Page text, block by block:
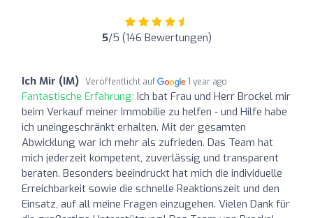
5/5 (146 Bewertungen)
Ich Mir (IM) Veröffentlicht auf 1 year ago
Fantastische Erfahrung: Ich bat Frau und Herr Brockel mir
beim Verkauf meiner Immobilie zu helfen - und Hilfe habe
ich uneingeschränkt erhalten. Mit der gesamten
Abwicklung war ich mehr als zufrieden. Das Team hat
mich jederzeit kompetent, zuverlässig und transparent
beraten. Besonders beeindruckt hat mich die individuelle
Erreichbarkeit sowie die schnelle Reaktionszeit und den
Einsatz, auf all meine Fragen einzugehen. Vielen Dank für